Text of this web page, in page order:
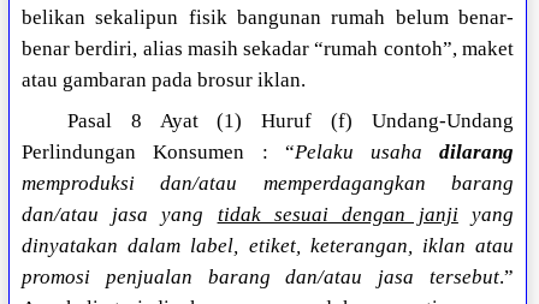
belikan sekalipun fisik bangunan rumah belum benar-
benar berdiri, alias masih sekadar “rumah contoh”, maket
atau gambaran pada brosur iklan.
Pasal 8 Ayat (1) Huruf (f) Undang-Undang
Perlindungan Konsumen : “Pelaku usahadilarang
memproduksi dan/atau memperdagangkan barang
dan/atau jasa yang tidak sesuai dengan janji yang
dinyatakan dalam label, etiket, keterangan, iklan atau
promosi penjualan barang dan/atau jasa tersebut.”